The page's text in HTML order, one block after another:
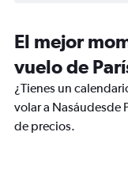
El mejor
vuelo de
¿Tienes un
volar a Nasáudesde
de precios.